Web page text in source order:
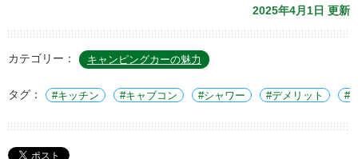
2025年4月1日 更新
カテゴリー： キャンピングカーの魅力
タグ： キッチン キャブコン シャワー デメリット